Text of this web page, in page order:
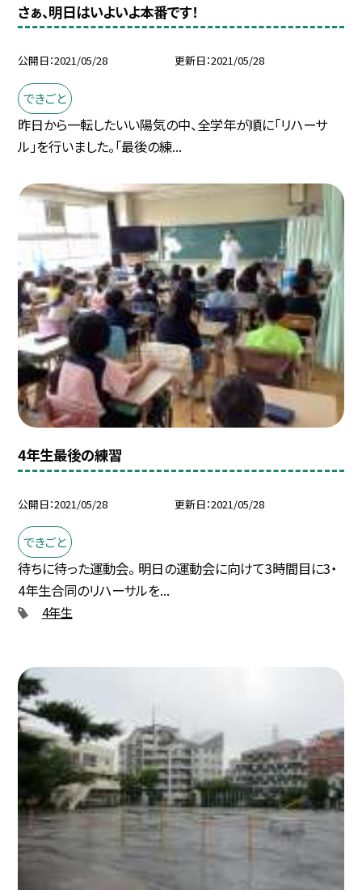
さぁ、明日はいよいよ本番です！
公開日 2021/05/28 更新日 2021/05/28
できごと
昨日から一転したいい陽気の中、全学年が順に「リハーサ
ル」を行いました。「最後の練...
4年生最後の練習
公開日 2021/05/28 更新日 2021/05/28
できごと
待ちに待った運動会。 明日の運動会に向けて3時間目に3・
4年生合同のリハーサルを...
4年生